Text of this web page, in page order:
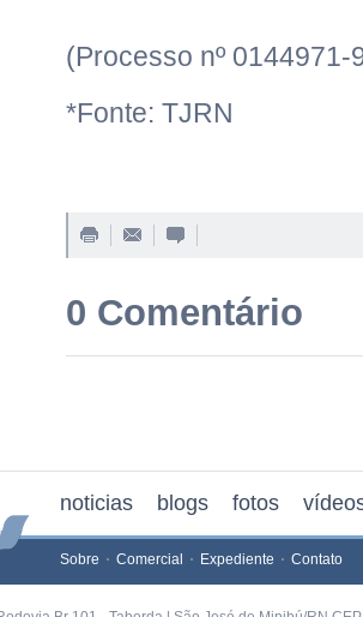
(Processo nº
*Fonte: TJRN
0 Comentário
noticias blogs fotos
Sobre Comercial Expediente Contato